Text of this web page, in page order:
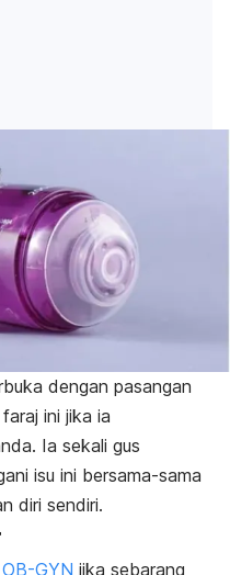
dengan pasangan
ini jika ia
Ia sekali gus
isu ini bersama-sama
diri sendiri.
GYN jika sebarang